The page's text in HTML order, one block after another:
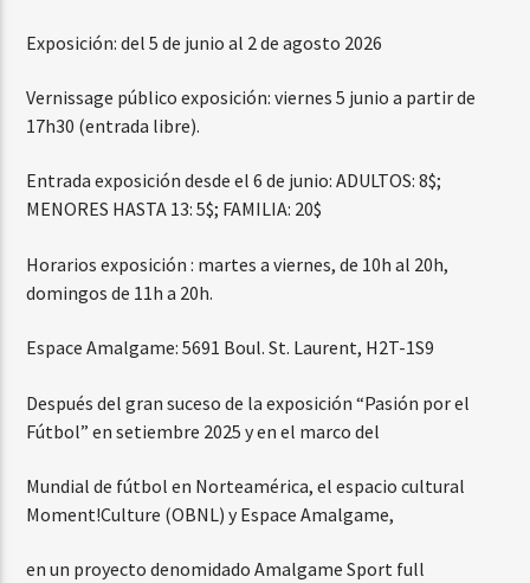
Exposición: del 5 de junio al 2 de agosto 2026
Vernissage público exposición: viernes 5 junio a partir de
17h30 (entrada libre).
Entrada exposición desde el 6 de junio: ADULTOS: 8$;
MENORES HASTA 13: 5$; FAMILIA: 20$
Horarios exposición : martes a viernes, de 10h al 20h,
domingos de 11h a 20h.
Espace Amalgame: 5691 Boul. St. Laurent, H2T-1S9
Después del gran suceso de la exposición “Pasión por el
Fútbol” en setiembre 2025 y en el marco del
Mundial de fútbol en Norteamérica, el espacio cultural
Moment!Culture (OBNL) y Espace Amalgame,
en un proyecto denomidado Amalgame Sport full